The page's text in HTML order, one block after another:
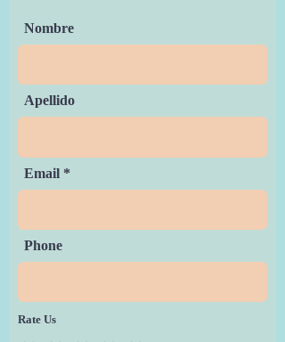
Nombre
Apellido
Email
Phone
Rate Us